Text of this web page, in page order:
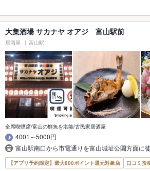
大集酒場 サカナヤ オアジ 富山駅前
居酒屋 富山駅
全席喫煙席/富山の鮮魚を堪能/古民家居酒屋
4001～5000円
富山駅南口から市電通りを富山城址公園方面に
【アプリ予約限定】最大800ポイント還元対象店 口コミ投